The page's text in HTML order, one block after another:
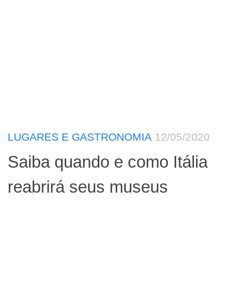
LUGARES E GASTRONOMIA 12/05/2020
Saiba quando e como Itália
reabrirá seus museus